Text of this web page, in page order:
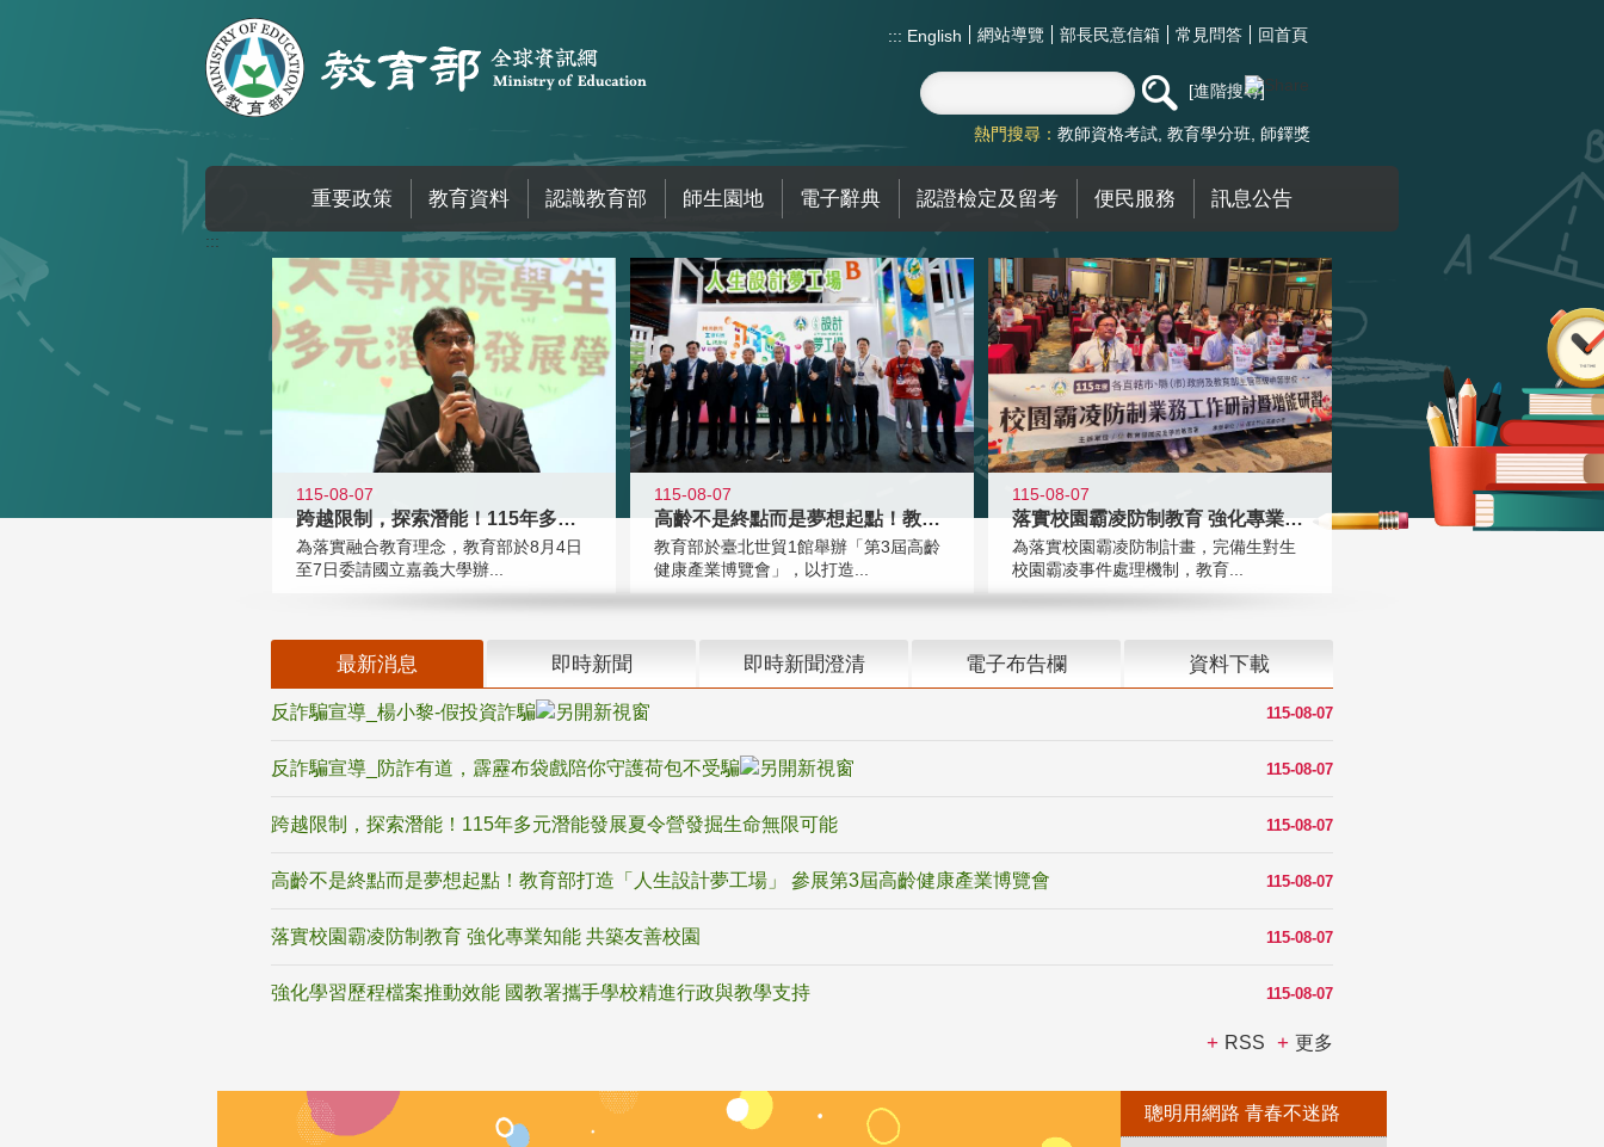
::: English 網站導覽 部長民意信箱 常見問答 回首頁
進階搜尋
熱門搜尋： 教師資格考試 教育學分班 師鐸獎
重要政策 教育資料 認識教育部 師生園地 電子辭典 認證檢定及留考 便民服務 訊息公告
:::
115-08-07
跨越限制，探索潛能！115年多元潛
為落實融合教育理念，教育部於8月4日
至7日委請國立嘉義大學辦...
115-08-07
高齡不是終點而是夢想起點！教育部打
教育部於臺北世貿1館舉辦「第3屆高齡
健康產業博覽會」，以打造...
115-08-07
落實校園霸凌防制教育 強化專業知能
為落實校園霸凌防制計畫，完備生對生
校園霸凌事件處理機制，教育...
最新消息 即時新聞 即時新聞澄清 電子布告欄 資料下載
115-08-07
反詐騙宣導_楊小黎-假投資詐騙
115-08-07
反詐騙宣導_防詐有道，霹靂布袋戲陪你守護荷包不受騙
115-08-07
跨越限制，探索潛能！115年多元潛能發展夏令營發掘生命無限可能
115-08-07
高齡不是終點而是夢想起點！教育部打造「人生設計夢工場」 參展第3屆高齡健康產業博覽會
115-08-07
落實校園霸凌防制教育 強化專業知能 共築友善校園
115-08-07
強化學習歷程檔案推動效能 國教署攜手學校精進行政與教學支持
RSS 更多
聰明用網路 青春不迷路